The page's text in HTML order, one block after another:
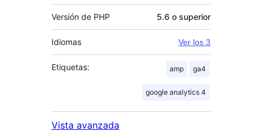
Versión de PHP 5.6 o superior
Idiomas Ver los 3
Etiquetas: amp ga4
google analytics 4
Vista avanzada